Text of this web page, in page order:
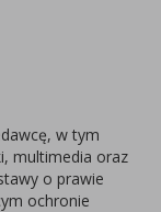
w tym
multimedia oraz
o prawie
ochronie